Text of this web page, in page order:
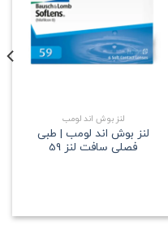
علاقه
مندی
لنز بوش اند لومب
لنز بوش اند لومب | طبی
فصلی سافت لنز 59